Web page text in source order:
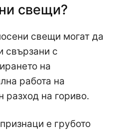
свещи?
свещи могат да
свързани с
на
работа на
разход на гориво.
е грубото